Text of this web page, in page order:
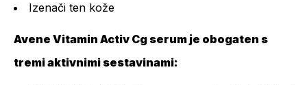
Izenači ten kože
Avene Vitamin Activ Cg serum je obogaten s
tremi aktivnimi sestavinami: